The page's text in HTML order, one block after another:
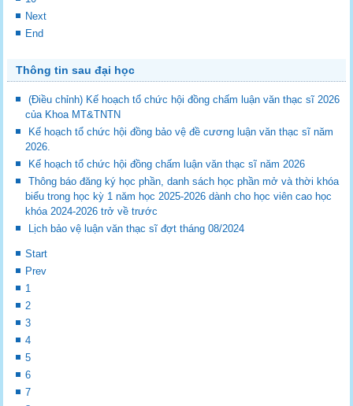
Next
End
Thông tin sau đại học
(Điều chỉnh) Kế hoạch tổ chức hội đồng chấm luận văn thạc sĩ 2026
của Khoa MT&TNTN
Kế hoạch tổ chức hội đồng bảo vệ đề cương luận văn thạc sĩ năm
2026.
Kế hoạch tổ chức hội đồng chấm luận văn thạc sĩ năm 2026
Thông báo đăng ký học phần, danh sách học phần mở và thời khóa
biểu trong học kỳ 1 năm học 2025-2026 dành cho học viên cao học
khóa 2024-2026 trở về trước
Lịch bảo vệ luận văn thạc sĩ đợt tháng 08/2024
Start
Prev
1
2
3
4
5
6
7